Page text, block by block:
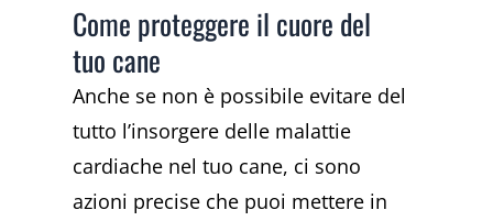
Come proteggere il cuore del
tuo cane
Anche se non è possibile evitare del
tutto l’insorgere delle malattie
cardiache nel tuo cane, ci sono
azioni precise che puoi mettere in